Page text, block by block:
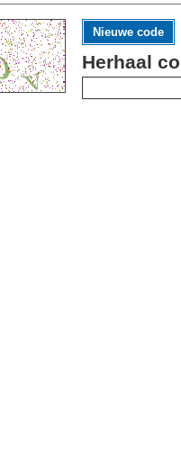
Nieuwe code
Herhaal